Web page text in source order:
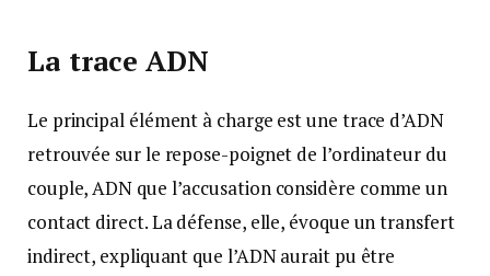
La trace ADN
Le principal élément à charge est une trace d’ADN
retrouvée sur le repose-poignet de l’ordinateur du
couple, ADN que l’accusation considère comme un
contact direct. La défense, elle, évoque un transfert
indirect, expliquant que l’ADN aurait pu être